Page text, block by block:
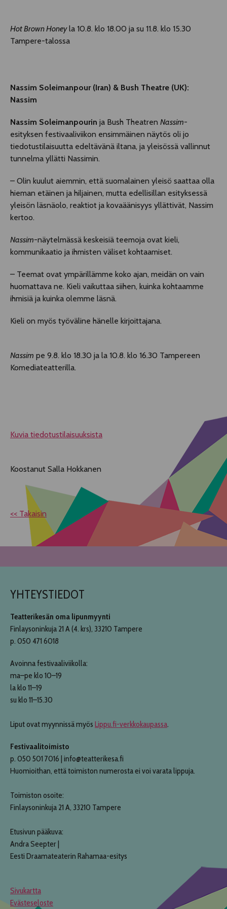
Hot Brown Honeyla 10.8. klo 18.00 ja su 11.8. klo 15.30
Tampere-talossa
Nassim Soleimanpour (Iran) & Bush Theatre (UK):
Nassim
Nassim Soleimanpourin ja Bush Theatren Nassim-
esityksen festivaaliviikon ensimmäinen näytös oli jo
tiedotustilaisuutta edeltävänä iltana, ja yleisössä vallinnut
tunnelma yllätti Nassimin.
– Olin kuulut aiemmin, että suomalainen yleisö saattaa olla
hieman etäinen ja hiljainen, mutta edellisillan esityksessä
yleisön läsnäolo, reaktiot ja kovaäänisyys yllättivät, Nassim
kertoo.
Nassim-näytelmässä keskeisiä teemoja ovat kieli,
kommunikaatio ja ihmisten väliset kohtaamiset.
– Teemat ovat ympärillämme koko ajan, meidän on vain
huomattava ne. Kieli vaikuttaa siihen, kuinka kohtaamme
ihmisiä ja kuinka olemme läsnä.
Kieli on myös työväline hänelle kirjoittajana.
Nassim pe 9.8. klo 18.30 ja la 10.8. klo 16.30 Tampereen
Komediateatterilla.
Kuvia tiedotustilaisuuksista
Koostanut Salla Hokkanen
<< Takaisin
YHTEYSTIEDOT
Teatterikesän oma lipunmyynti
Finlaysoninkuja 21 A (4. krs), 33210 Tampere
p. 050 471 6018
Avoinna festivaaliviikolla:
ma–pe klo 10–19
la klo 11–19
su klo 11–15.30
Liput ovat myynnissä myös Lippu.fi-verkkokaupassa.
Festivaalitoimisto
p. 050 501 7016 | info@teatterikesa.fi
Huomioithan, että toimiston numerosta ei voi varata lippuja.
Toimiston osoite:
Finlaysoninkuja 21 A, 33210 Tampere
Etusivun pääkuva:
Andra Seepter |
Eesti Draamateaterin Rahamaa-esitys
Sivukartta
Evästeseloste